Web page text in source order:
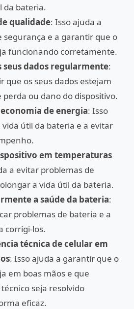
da bateria.
qualidade: Isso ajuda a
segurança e a garantir que o
funcionando corretamente.
seus dados regularmente:
que os seus dados estejam
perda ou dano do dispositivo.
de energia: Isso
útil da bateria e a evitar
em temperaturas
a evitar problemas de
a vida útil da bateria.
a saúde da bateria:
problemas de bateria e a
corrigi-los.
técnica de celular em
: Isso ajuda a garantir que o
em boas mãos e que
seja resolvido
eficaz.